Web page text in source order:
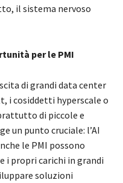
il sistema nervoso
per le PMI
di grandi data center
i cosiddetti hyperscale o
di piccole e
un punto cruciale: l’AI
le PMI possono
i propri carichi in grandi
soluzioni